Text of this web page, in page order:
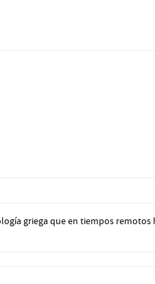
griega que en tiempos remotos